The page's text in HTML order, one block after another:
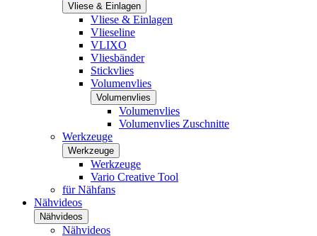
Vliese & Einlagen
Vliese & Einlagen
Vlieseline
VLIXO
Vliesbänder
Stickvlies
Volumenvlies
Volumenvlies
Volumenvlies
Volumenvlies Zuschnitte
Werkzeuge
Werkzeuge
Werkzeuge
Vario Creative Tool
für Nähfans
Nähvideos
Nähvideos
Nähvideos